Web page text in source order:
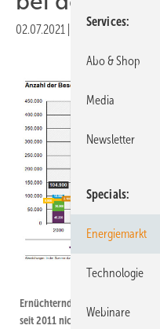
02.07.2021 Druckvorschau
Ernüchternd: Der Arbeitsmarkt in
seit 2011 nicht erholen.
Services
Abo & Shop
Media
Newsletter
Specials
Energiemarkt
Technologie
Webinare